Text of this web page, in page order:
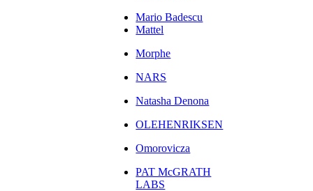
Mario Badescu
Mattel
Morphe
NARS
Natasha Denona
OLEHENRIKSEN
Omorovicza
PAT McGRATH
LABS